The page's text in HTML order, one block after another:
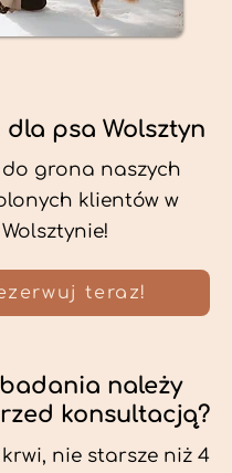
dla psa Wolsztyn
do grona naszych
klientów w
Wolsztynie!
teraz!
należy
konsultacją?
nie starsze niż 4